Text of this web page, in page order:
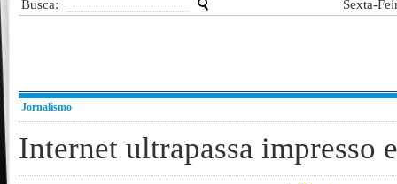
Busca: Sexta-
Jornalismo
Internet ultrapassa impresso